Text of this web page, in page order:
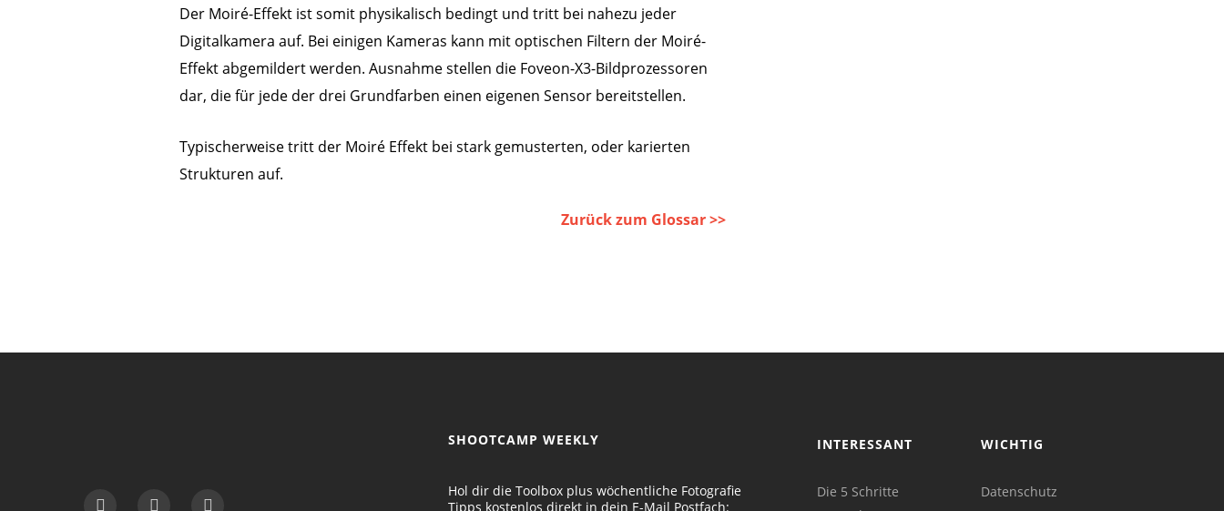
Der Moiré-Effekt ist somit physikalisch bedingt und tritt bei nahezu jeder
Digitalkamera auf. Bei einigen Kameras kann mit optischen Filtern der Moiré-
Effekt abgemildert werden. Ausnahme stellen die Foveon-X3-Bildprozessoren
dar, die für jede der drei Grundfarben einen eigenen Sensor bereitstellen.
Typischerweise tritt der Moiré Effekt bei stark gemusterten, oder karierten
Strukturen auf.
Zurück zum Glossar >>
SHOOTCAMP WEEKLY
Hol dir die Toolbox plus wöchentliche Fotografie
Tipps kostenlos direkt in dein E-Mail Postfach:
INTERESSANT
Die 5 Schritte
WICHTIG
Datenschutz